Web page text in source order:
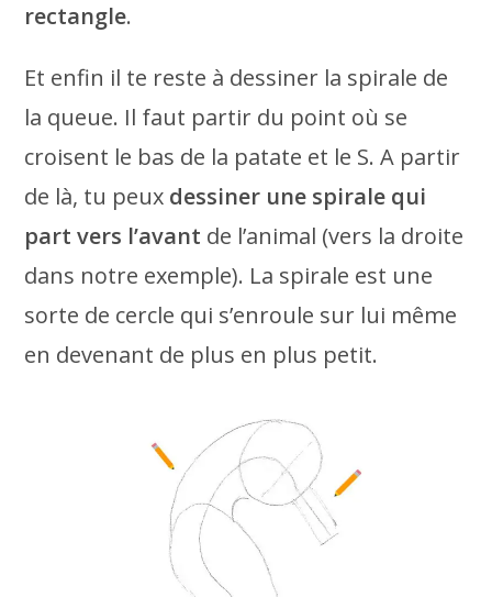
rectangle.
Et enfin il te reste à dessiner la spirale de
la queue. Il faut partir du point où se
croisent le bas de la patate et le S. A partir
de là, tu peux dessiner une spirale qui
part vers l’avant de l’animal (vers la droite
dans notre exemple). La spirale est une
sorte de cercle qui s’enroule sur lui même
en devenant de plus en plus petit.